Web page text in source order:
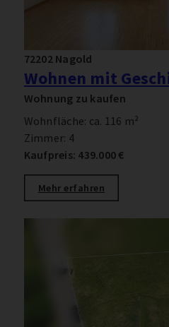
72202 Nagold
Wohnung zu kaufen
Wohnfläche: ca. 116 m²
Zimmer: 4
Kaufpreis: 439.000 €
Mehr erfahren